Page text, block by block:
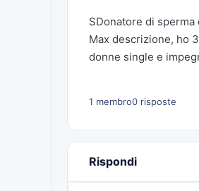
SDonatore di
Max descrizione, ho
donne single e
1 membro0 risposte
Rispondi